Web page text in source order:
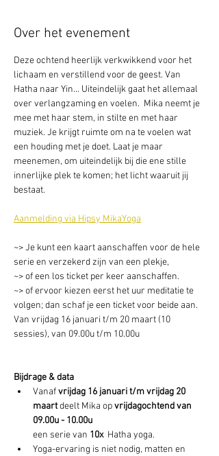
Over het evenement
Deze ochtend heerlijk verkwikkend voor het
lichaam en verstillend voor de geest. Van
Hatha naar Yin... Uiteindelijk gaat het allemaal
over verlangzaming en voelen.  Mika neemt je
mee met haar stem, in stilte en met haar
muziek. Je krijgt ruimte om na te voelen wat
een houding met je doet. Laat je maar
meenemen, om uiteindelijk bij die ene stille
innerlijke plek te komen; het licht waaruit jij
bestaat.
Aanmelding via Hipsy MikaYoga
~> Je kunt een kaart aanschaffen voor de hele
serie en verzekerd zijn van een plekje,
~> of een los ticket per keer aanschaffen.
~> of ervoor kiezen eerst het uur meditatie te
volgen; dan schaf je een ticket voor beide aan.
Van vrijdag 16 januari t/m 20 maart (10
sessies), van 09.00u t/m 10.00u
Bijdrage & data
Vanaf vrijdag 16 januari t/m vrijdag 20
maart deelt Mika op vrijdagochtend van
09.00u - 10.00u
een serie van 10x Hatha yoga.
Yoga-ervaring is niet nodig, matten en